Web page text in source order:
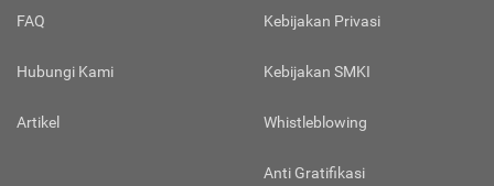
FAQ
Hubungi Kami
Artikel
Kebijakan Privasi
Kebijakan SMKI
Whistleblowing
Anti Gratifikasi